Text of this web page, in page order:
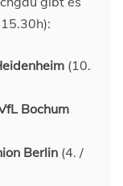
(10.
Bochum
Berlin (4. /